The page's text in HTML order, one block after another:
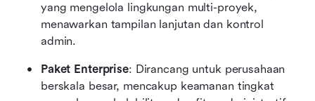
yang mengelola lingkungan multi-proyek,
menawarkan tampilan lanjutan dan kontrol
admin.
Paket Enterprise: Dirancang untuk perusahaan
berskala besar, mencakup keamanan tingkat